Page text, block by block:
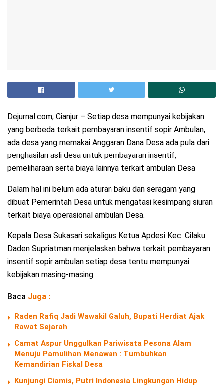
Dejurnal.com, Cianjur – Setiap desa mempunyai kebijakan
yang berbeda terkait pembayaran insentif sopir Ambulan,
ada desa yang memakai Anggaran Dana Desa ada pula dari
penghasilan asli desa untuk pembayaran insentif,
pemeliharaan serta biaya lainnya terkait ambulan Desa
Dalam hal ini belum ada aturan baku dan seragam yang
dibuat Pemerintah Desa untuk mengatasi kesimpang siuran
terkait biaya operasional ambulan Desa.
Kepala Desa Sukasari sekaligus Ketua Apdesi Kec. Cilaku
Daden Supriatman menjelaskan bahwa terkait pembayaran
insentif sopir ambulan setiap desa tentu mempunyai
kebijakan masing-masing.
Baca Juga :
Raden Rafiq Jadi Wawakil Galuh, Bupati Herdiat Ajak
Rawat Sejarah
Camat Aspur Unggulkan Pariwisata Pesona Alam
Menuju Pamulihan Menawan : Tumbuhkan
Kemandirian Fiskal Desa
Kunjungi Ciamis, Putri Indonesia Lingkungan Hidup